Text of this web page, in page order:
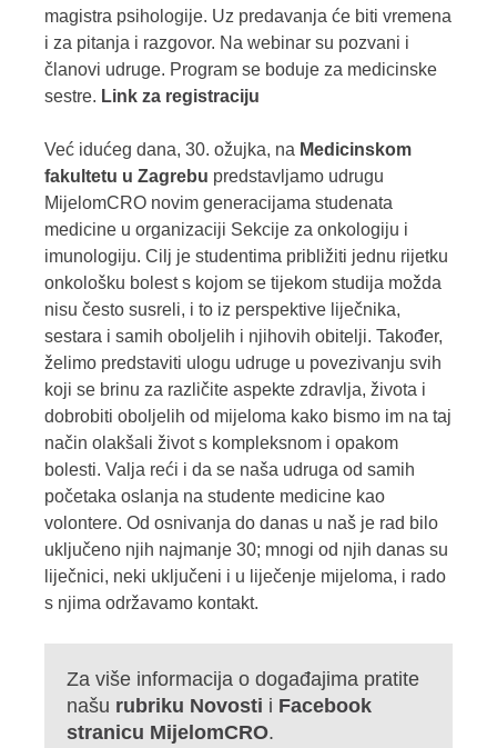
magistra psihologije. Uz predavanja će biti vremena
i za pitanja i razgovor. Na webinar su pozvani i
članovi udruge. Program se boduje za medicinske
sestre. Link za registraciju
Već idućeg dana, 30. ožujka, na Medicinskom
fakultetu u Zagrebu predstavljamo udrugu
MijelomCRO novim generacijama studenata
medicine u organizaciji Sekcije za onkologiju i
imunologiju. Cilj je studentima približiti jednu rijetku
onkološku bolest s kojom se tijekom studija možda
nisu često susreli, i to iz perspektive liječnika,
sestara i samih oboljelih i njihovih obitelji. Također,
želimo predstaviti ulogu udruge u povezivanju svih
koji se brinu za različite aspekte zdravlja, života i
dobrobiti oboljelih od mijeloma kako bismo im na taj
način olakšali život s kompleksnom i opakom
bolesti. Valja reći i da se naša udruga od samih
početaka oslanja na studente medicine kao
volontere. Od osnivanja do danas u naš je rad bilo
uključeno njih najmanje 30; mnogi od njih danas su
liječnici, neki uključeni i u liječenje mijeloma, i rado
s njima održavamo kontakt.
Za više informacija o događajima pratite
našu rubriku Novosti i Facebook
stranicu MijelomCRO.